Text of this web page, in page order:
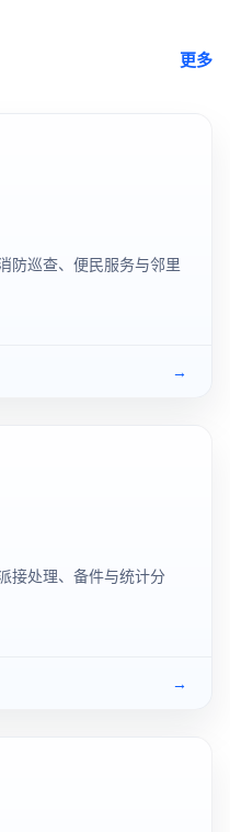
更多
防巡查、便民服务与邻里
→
接处理、备件与统计分
→